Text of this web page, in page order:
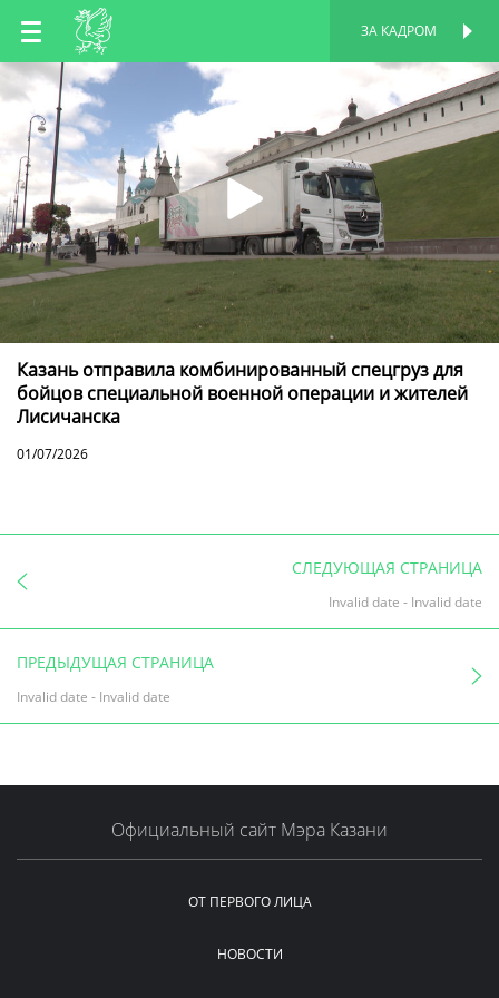
RU
TT
ЗА КАДРОМ
Казань отправила комбинированный спецгруз для
бойцов специальной военной операции и жителей
Лисичанска
01/07/2026
СЛЕДУЮЩАЯ СТРАНИЦА
Invalid date - Invalid date
ПРЕДЫДУЩАЯ СТРАНИЦА
Invalid date - Invalid date
Официальный сайт Мэра Казани
ОТ ПЕРВОГО ЛИЦА
НОВОСТИ
ПЕРСОНАЛЬНАЯ
СТРАНИЦА